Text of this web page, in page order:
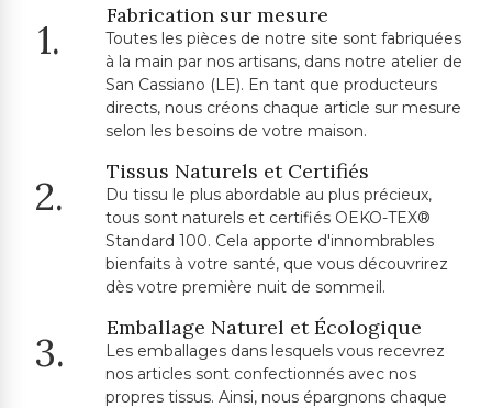
1.
Fabrication sur mesure
Toutes les pièces de notre site sont fabriquées
à la main par nos artisans, dans notre atelier de
San Cassiano (LE). En tant que producteurs
directs, nous créons chaque article sur mesure
selon les besoins de votre maison.
2.
Tissus Naturels et Certifiés
Du tissu le plus abordable au plus précieux,
tous sont naturels et certifiés OEKO-TEX®
Standard 100. Cela apporte d'innombrables
bienfaits à votre santé, que vous découvrirez
dès votre première nuit de sommeil.
3.
Emballage Naturel et Écologique
Les emballages dans lesquels vous recevrez
nos articles sont confectionnés avec nos
propres tissus. Ainsi, nous épargnons chaque